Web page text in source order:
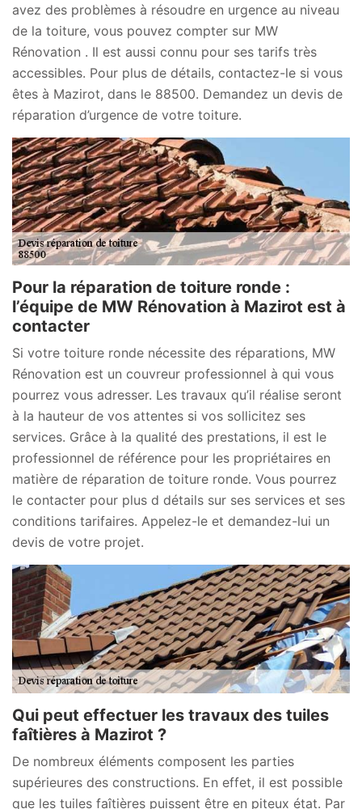
avez des problèmes à résoudre en urgence au niveau
de la toiture, vous pouvez compter sur MW
Rénovation . Il est aussi connu pour ses tarifs très
accessibles. Pour plus de détails, contactez-le si vous
êtes à Mazirot, dans le 88500. Demandez un devis de
réparation d’urgence de votre toiture.
Pour la réparation de toiture ronde :
l’équipe de MW Rénovation à Mazirot est à
contacter
Si votre toiture ronde nécessite des réparations, MW
Rénovation est un couvreur professionnel à qui vous
pourrez vous adresser. Les travaux qu’il réalise seront
à la hauteur de vos attentes si vos sollicitez ses
services. Grâce à la qualité des prestations, il est le
professionnel de référence pour les propriétaires en
matière de réparation de toiture ronde. Vous pourrez
le contacter pour plus d détails sur ses services et ses
conditions tarifaires. Appelez-le et demandez-lui un
devis de votre projet.
Qui peut effectuer les travaux des tuiles
faîtières à Mazirot ?
De nombreux éléments composent les parties
supérieures des constructions. En effet, il est possible
que les tuiles faîtières puissent être en piteux état. Par